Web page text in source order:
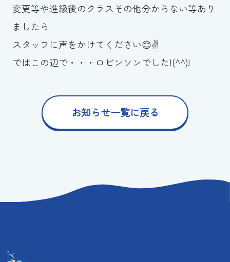
変更等や進級後のクラスその他分からない等あり
ましたら
スタッフに声をかけてください😊✌
ではこの辺で・・・ロビンソンでした!(^^)!
お知らせ一覧に戻る